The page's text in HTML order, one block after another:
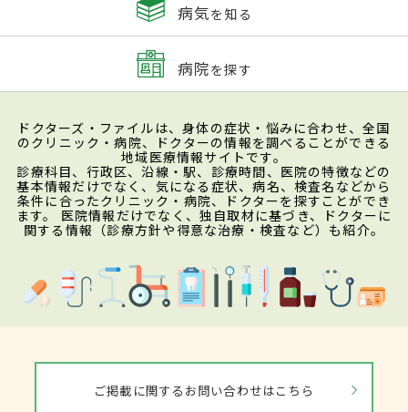
病気を知る
病院を探す
ドクターズ・ファイルは、身体の症状・悩みに合わせ、全国
のクリニック・病院、ドクターの情報を調べることができる
地域医療情報サイトです。
診療科目、行政区、沿線・駅、診療時間、医院の特徴などの
基本情報だけでなく、気になる症状、病名、検査名などから
条件に合ったクリニック・病院、ドクターを探すことができ
ます。 医院情報だけでなく、独自取材に基づき、ドクターに
関する情報（診療方針や得意な治療・検査など）も紹介。
ご掲載に関するお問い合わせはこちら